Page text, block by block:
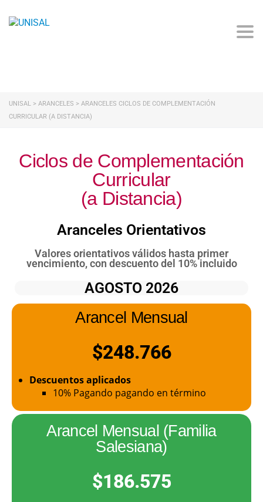
UNISAL > ARANCELES > ARANCELES CICLOS DE COMPLEMENTACIÓN
CURRICULAR (A DISTANCIA)
Ciclos de Complementación
Curricular
(a Distancia)
Aranceles Orientativos
Valores orientativos válidos hasta primer
vencimiento, con descuento del 10% incluido
AGOSTO 2026
Arancel Mensual
$248.766
Descuentos aplicados
10% Pagando pagando en término
Arancel Mensual (Familia
Salesiana)
$186.575